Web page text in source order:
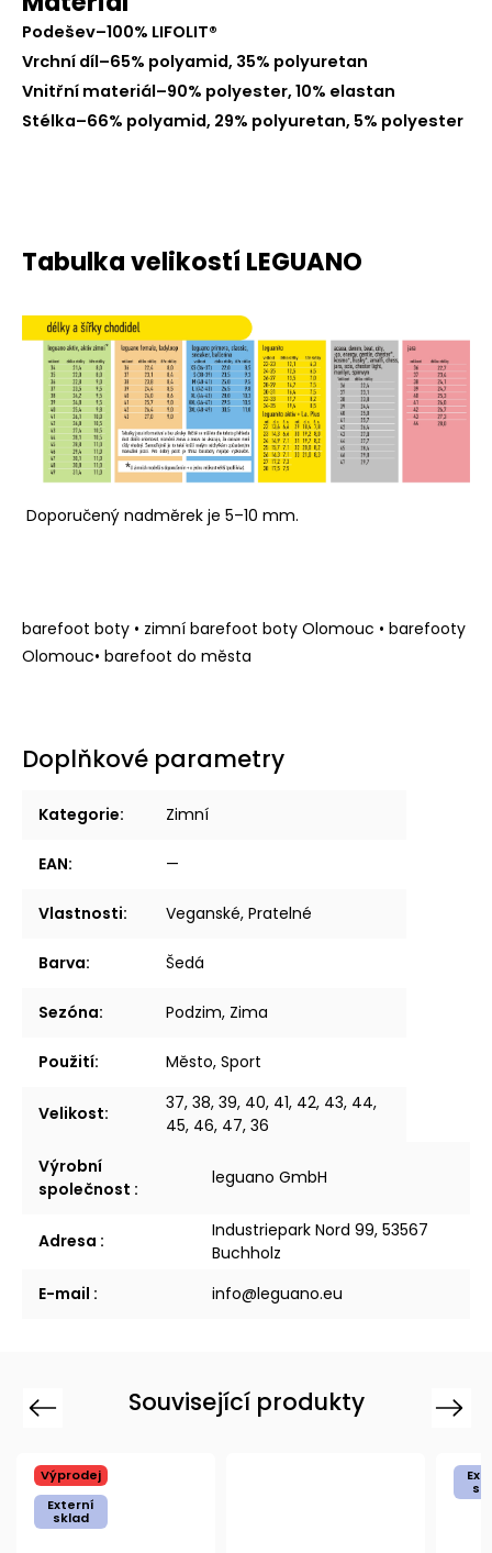
Podešev–100% LIFOLIT®
Vrchní díl–65% polyamid, 35% polyuretan
Vnitřní materiál–90% polyester, 10% elastan
Stélka–66% polyamid, 29% polyuretan, 5% polyester
Tabulka velikostí LEGUANO
Doporučený nadměrek je 5–10 mm.
barefoot boty • zimní barefoot boty Olomouc • barefooty
Olomouc• barefoot do města
Doplňkové parametry
Kategorie: Zimní
EAN: —
Vlastnosti: Veganské, Pratelné
Barva: Šedá
Sezóna: Podzim, Zima
Použití: Město, Sport
Velikost:
37, 38, 39, 40, 41, 42, 43, 44,
45, 46, 47, 36
Výrobní
společnost :
leguano GmbH
Adresa :
Industriepark Nord 99, 53567
Buchholz
E-mail : info@leguano.eu
Související produkty
Previous
Výprodej
Externí
sklad
Next